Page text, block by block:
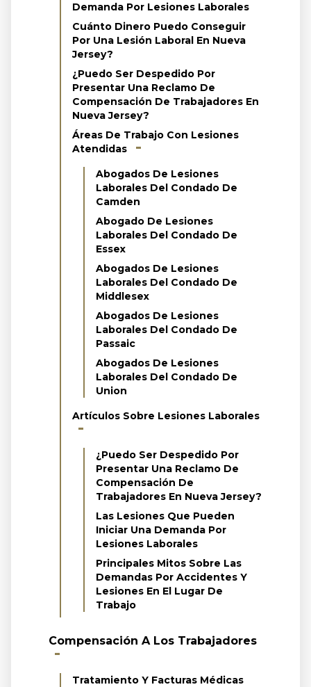
Demanda Por Lesiones Laborales
Cuánto Dinero Puedo Conseguir
Por Una Lesión Laboral En Nueva
Jersey?
¿Puedo Ser Despedido Por
Presentar Una Reclamo De
Compensación De Trabajadores En
Nueva Jersey?
Áreas De Trabajo Con Lesiones
Atendidas
Abogados De Lesiones
Laborales Del Condado De
Camden
Abogado De Lesiones
Laborales Del Condado De
Essex
Abogados De Lesiones
Laborales Del Condado De
Middlesex
Abogados De Lesiones
Laborales Del Condado De
Passaic
Abogados De Lesiones
Laborales Del Condado De
Union
Artículos Sobre Lesiones Laborales
¿Puedo Ser Despedido Por
Presentar Una Reclamo De
Compensación De
Trabajadores En Nueva Jersey?
Las Lesiones Que Pueden
Iniciar Una Demanda Por
Lesiones Laborales
Principales Mitos Sobre Las
Demandas Por Accidentes Y
Lesiones En El Lugar De
Trabajo
Compensación A Los Trabajadores
Tratamiento Y Facturas Médicas